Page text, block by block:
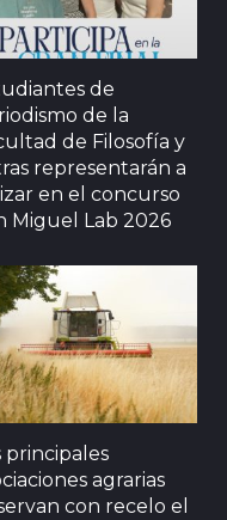
de
de la
de Filosofía y
representarán a
en el concurso
Miguel Lab 2026
principales
agrarias
con recelo el